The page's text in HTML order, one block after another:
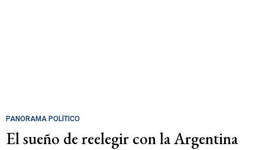
PANORAMA POLÍTICO
El sueño de reelegir con la Argentina